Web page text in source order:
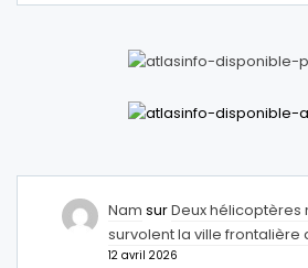
Nam surDeux hélicoptères
survolent la ville frontalière
12 avril 2026